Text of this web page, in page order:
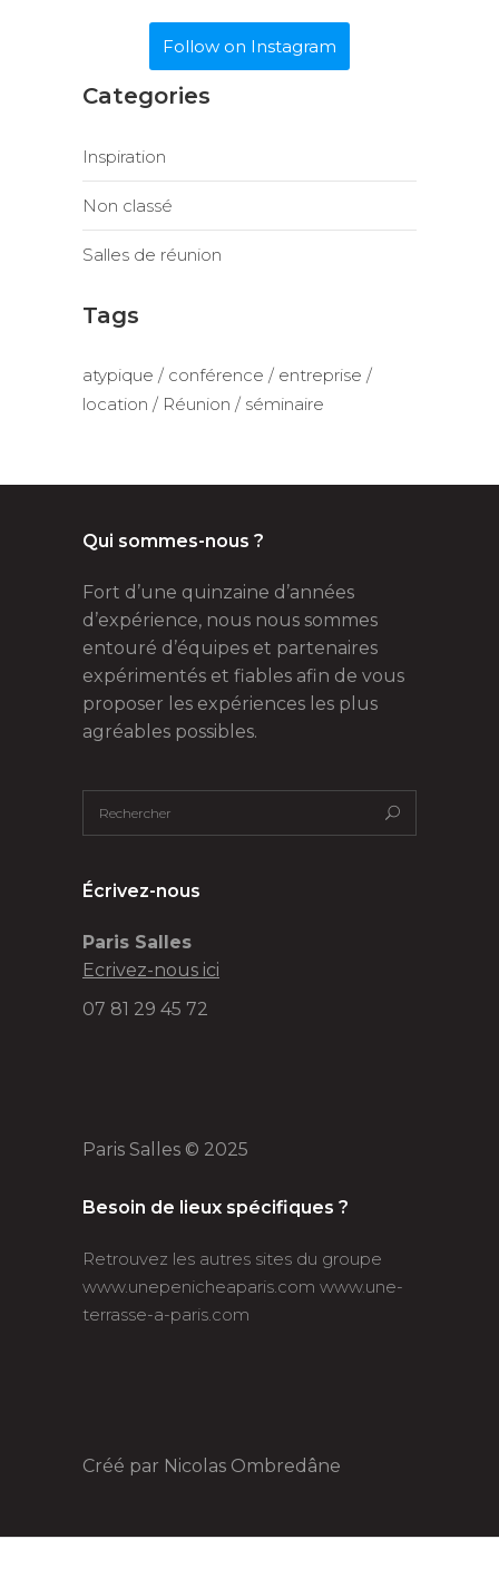
Follow on Instagram
Categories
Inspiration
Non classé
Salles de réunion
Tags
atypique conférence
entreprise
location
Réunion séminaire
Qui sommes-nous ?
Fort d’une quinzaine d’années
d’expérience, nous nous sommes
entouré d’équipes et partenaires
expérimentés et fiables afin de vous
proposer les expériences les plus
agréables possibles.
Écrivez-nous
Paris Salles
Ecrivez-nous ici
07 81 29 45 72
Paris Salles © 2025
Besoin de lieux spécifiques ?
Retrouvez les autres sites du groupe
www.unepenicheaparis.com www.une-
terrasse-a-paris.com
Créé par Nicolas Ombredâne